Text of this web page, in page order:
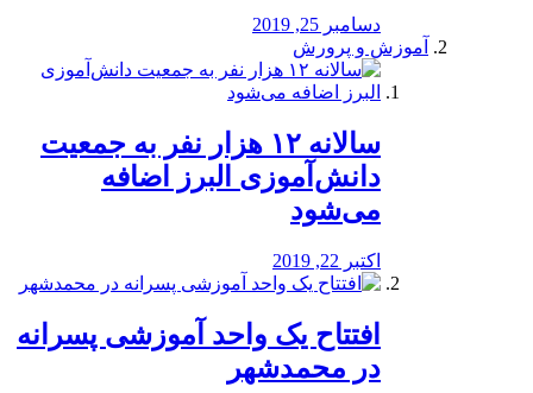
دسامبر 25, 2019
آموزش و پرورش
️سالانه ۱۲ هزار نفر به جمعیت
دانش‌آموزی البرز اضافه
می‌شود
اکتبر 22, 2019
افتتاح یک واحد آموزشی پسرانه
در محمدشهر